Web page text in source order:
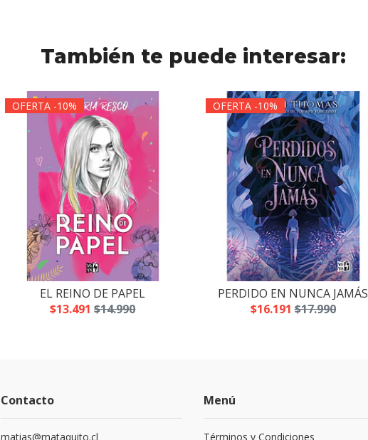
También te puede interesar:
OFERTA -10%
EL REINO DE PAPEL
$13.491 $14.990
OFERTA -10%
PERDIDO EN NUNCA JAMÁS
$16.191 $17.990
Contacto
matias@mataquito.cl
Menú
Términos y Condiciones